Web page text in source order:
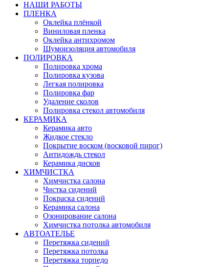
НАШИ РАБОТЫ
ПЛЕНКА
Оклейка плёнкой
Виниловая пленка
Оклейка антихромом
Шумоизоляция автомобиля
ПОЛИРОВКА
Полировка хрома
Полировка кузова
Легкая полировка
Полировка фар
Удаление сколов
Полировка стекол автомобиля
КЕРАМИКА
Керамика авто
Жидкое стекло
Покрытие воском (восковой пирог)
Антидождь стекол
Керамика дисков
ХИМЧИСТКА
Химчистка салона
Чистка сидений
Покраска сидений
Керамика салона
Озонирование салона
Химчистка потолка автомобиля
АВТОАТЕЛЬЕ
Перетяжка сидений
Перетяжка потолка
Перетяжка торпедо